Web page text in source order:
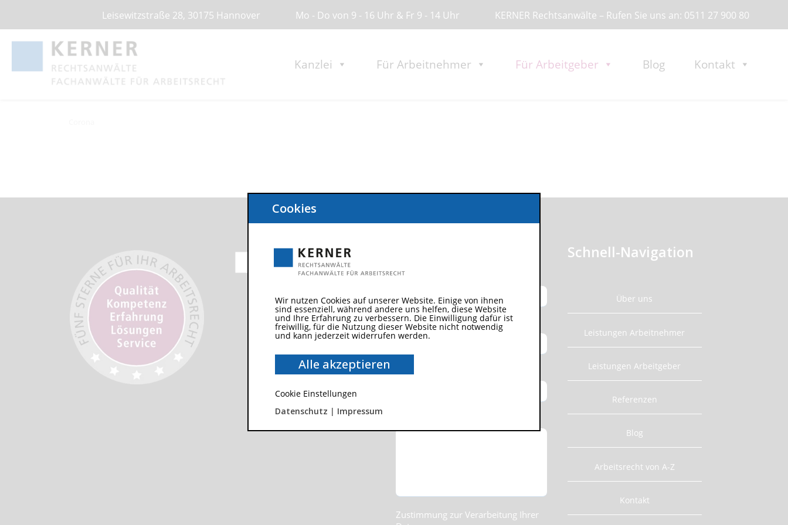
KERNER Rechtsanwälte – Rufen Sie uns an: 0511 27 900 80
Mo - Do von 9 - 16 Uhr & Fr 9 - 14 Uhr
Leisewitzstraße 28, 30175 Hannover
Kanzlei Für Arbeitnehmer Für Arbeitgeber Blog Kontakt
Leisewitzstraße 28
30175 Hannover
0511 27 900 820
info@kanzlei-kerner.de
Schnellkontakt
Name
Email*
Telefon
Zustimmung zur Verarbeitung Ihrer
Schnell-Navigation
Über uns
Leistungen Arbeitnehmer
Leistungen Arbeitgeber
Referenzen
Blog
Arbeitsrecht von A-Z
Kontakt
Cookies
Wir nutzen Cookies auf unserer Website. Einige von ihnen
sind essenziell, während andere uns helfen, diese Website
und Ihre Erfahrung zu verbessern. Die Einwilligung dafür ist
freiwillig, für die Nutzung dieser Website nicht notwendig
und kann jederzeit widerrufen werden.
Alle akzeptieren
Cookie Einstellungen
Datenschutz | Impressum